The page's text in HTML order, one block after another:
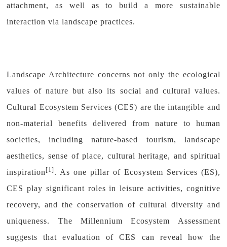
attachment, as well as to build a more sustainable
interaction via landscape practices.
Landscape Architecture concerns not only the ecological
values of nature but also its social and cultural values.
Cultural Ecosystem Services (CES) are the intangible and
non-material benefits delivered from nature to human
societies, including nature-based tourism, landscape
aesthetics, sense of place, cultural heritage, and spiritual
inspiration [1] . As one pillar of Ecosystem Services (ES),
CES play significant roles in leisure activities, cognitive
recovery, and the conservation of cultural diversity and
uniqueness. The Millennium Ecosystem Assessment
suggests that evaluation of CES can reveal how the